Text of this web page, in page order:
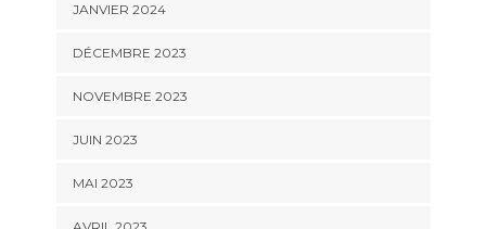
JANVIER 2024
DÉCEMBRE 2023
NOVEMBRE 2023
JUIN 2023
MAI 2023